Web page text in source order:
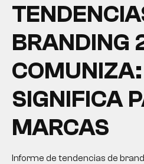
BRANDING
SIGNIFICA
MARCAS
Informe de tendencias de